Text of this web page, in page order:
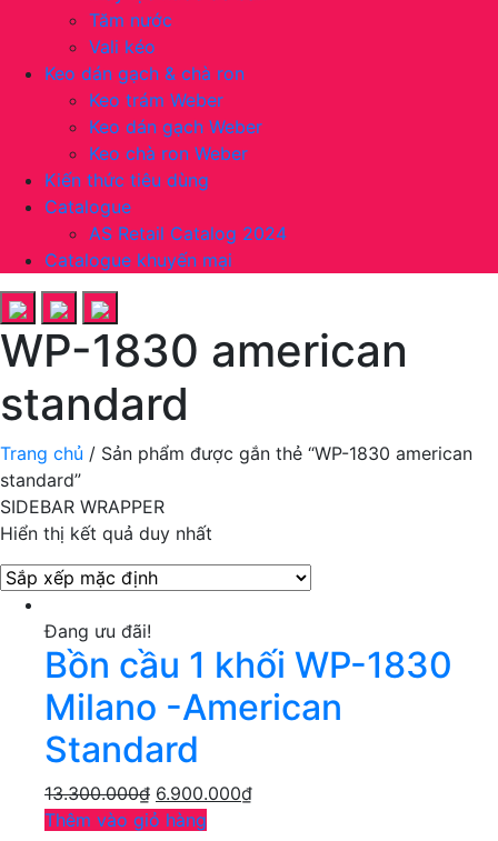
Tăm nước
Vali kéo
Keo dán gạch & chà ron
Keo trám Weber
Keo dán gạch Weber
Keo chà ron Weber
Kiến thức tiêu dùng
Catalogue
AS Retail Catalog 2024
Catalogue khuyến mại
WP-1830 american
standard
Trang chủ / Sản phẩm được gắn thẻ “WP-1830 american
standard”
SIDEBAR WRAPPER
Hiển thị kết quả duy nhất
Đang ưu đãi!
Bồn cầu 1 khối WP-1830
Milano -American
Standard
13.300.000₫ 6.900.000₫
Thêm vào giỏ hàng